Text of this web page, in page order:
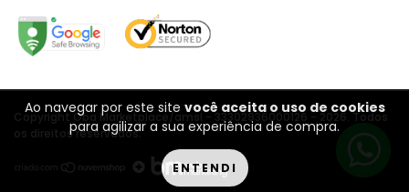
Ao navegar por este site você aceita o uso de cookies
para agilizar a sua experiência de compra.
ENTENDI
Copyright Oba Marketplace/amsl - 33302936000126 - 2026. Todos
os direitos reservados.